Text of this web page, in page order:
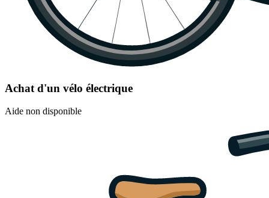
Achat d'un vélo électrique
Aide non disponible